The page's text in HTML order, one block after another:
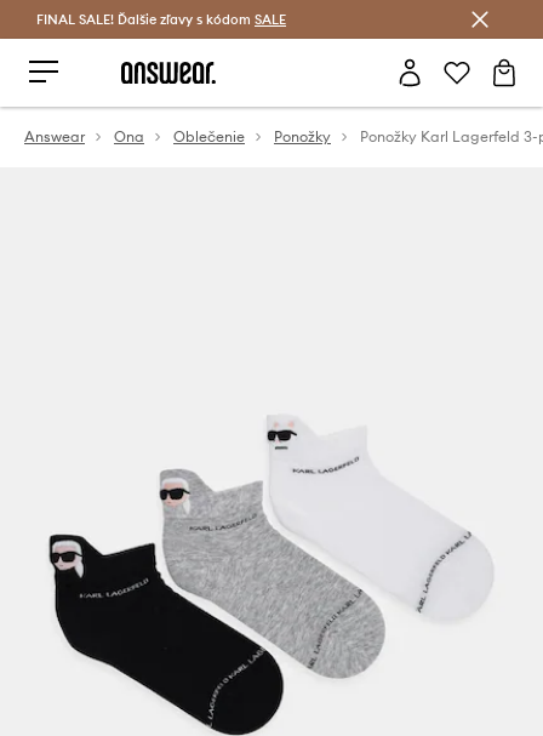
Šetrite s Answear Club >
FINAL SALE! Ďalšie zľavy s kódom SALE
Answear Ona Oblečenie Ponožky Ponožky Karl Lagerfeld 3-